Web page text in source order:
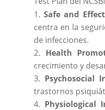
Safe and
centra en la
de infecciones.
Health
crecimiento y
Psychosocial
trastornos
Physiological